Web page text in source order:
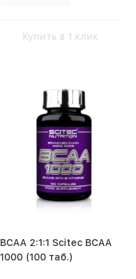
Купить в 1 клик
BCAA 2:1:1 Scitec BCAA
1000 (100 таб.)